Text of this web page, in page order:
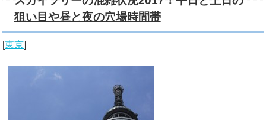
狙い目や昼と夜の穴場時間帯
[東京]